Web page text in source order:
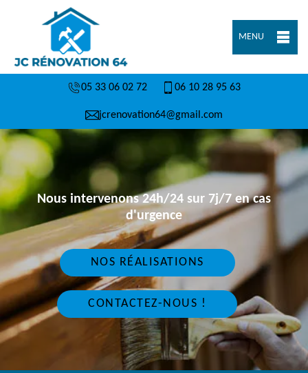
MENU
05 33 06 02 72 06 10 28 95 63
jcrenovation64@gmail.com
Nous intervenons 24h/24 sur 7j/7 en cas
d'urgence
NOS RÉALISATIONS
CONTACTEZ-NOUS !